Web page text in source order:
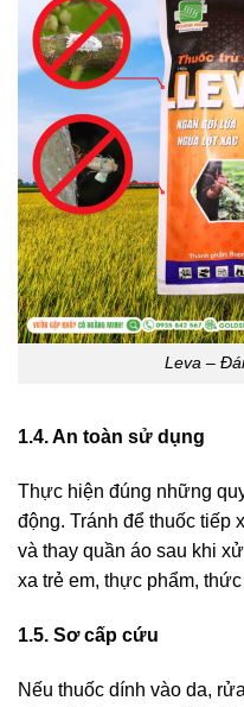
Leva –
1.4. An toàn sử dụng
Thực hiện đúng những
động. Tránh để thuốc tiếp
và thay quần áo sau khi
xa trẻ em, thực phẩm,
1.5. Sơ cấp cứu
Nếu thuốc dính vào da,